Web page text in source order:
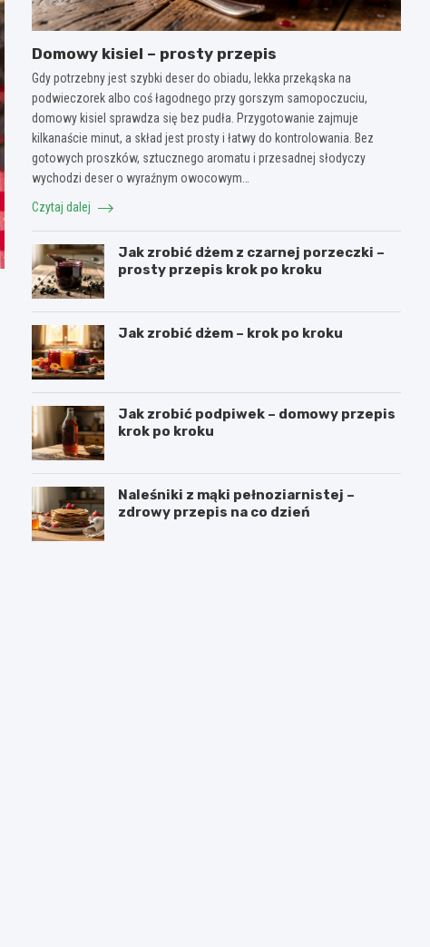
Domowy kisiel – prosty przepis
Gdy potrzebny jest szybki deser do obiadu, lekka przekąska na
podwieczorek albo coś łagodnego przy gorszym samopoczuciu,
domowy kisiel sprawdza się bez pudła. Przygotowanie zajmuje
kilkanaście minut, a skład jest prosty i łatwy do kontrolowania. Bez
gotowych proszków, sztucznego aromatu i przesadnej słodyczy
wychodzi deser o wyraźnym owocowym…
Czytaj dalej
Jak zrobić dżem z czarnej porzeczki –
prosty przepis krok po kroku
Jak zrobić dżem – krok po kroku
Jak zrobić podpiwek – domowy przepis
krok po kroku
Naleśniki z mąki pełnoziarnistej –
zdrowy przepis na co dzień